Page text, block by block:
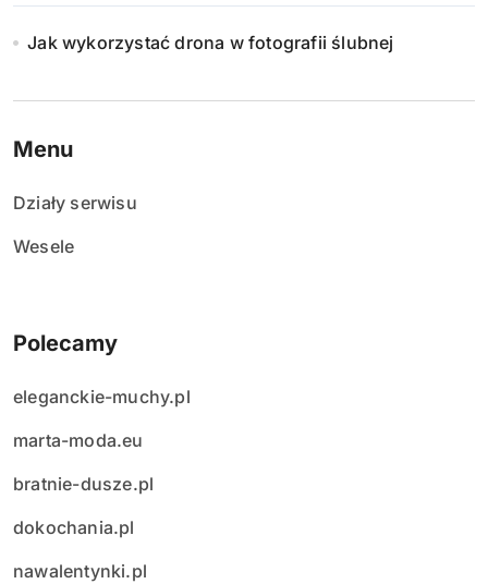
Jak wykorzystać drona w fotografii ślubnej
Menu
Działy serwisu
Wesele
Polecamy
eleganckie-muchy.pl
marta-moda.eu
bratnie-dusze.pl
dokochania.pl
nawalentynki.pl